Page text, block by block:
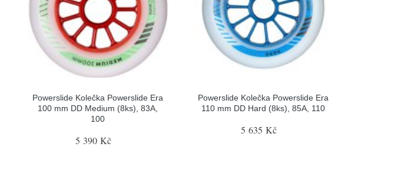
Powerslide Kolečka Powerslide Era
100 mm DD Medium (8ks), 83A,
100
5 390 Kč
Powerslide Kolečka Powerslide Era
110 mm DD Hard (8ks), 85A, 110
5 635 Kč